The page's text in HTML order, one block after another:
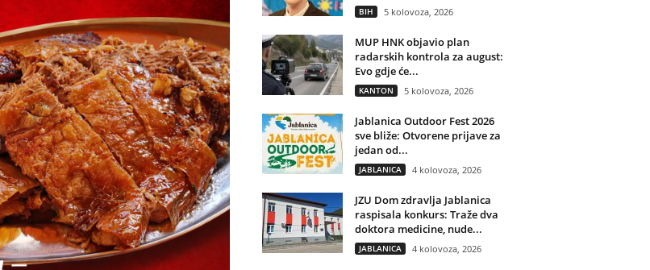
BIH 5 kolovoza, 2026
MUP HNK objavio plan
radarskih kontrola za august:
Evo gdje će...
KANTON 5 kolovoza, 2026
Jablanica Outdoor Fest 2026
sve bliže: Otvorene prijave za
jedan od...
JABLANICA 4 kolovoza, 2026
JZU Dom zdravlja Jablanica
raspisala konkurs: Traže dva
doktora medicine, nude...
JABLANICA 4 kolovoza, 2026